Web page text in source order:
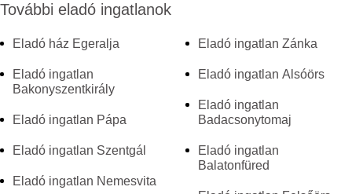
További eladó ingatlanok
Eladó ház Egeralja
Eladó ingatlan
Bakonyszentkirály
Eladó ingatlan Pápa
Eladó ingatlan Szentgál
Eladó ingatlan Nemesvita
Eladó ingatlan Zánka
Eladó ingatlan Alsóörs
Eladó ingatlan
Badacsonytomaj
Eladó ingatlan
Balatonfüred